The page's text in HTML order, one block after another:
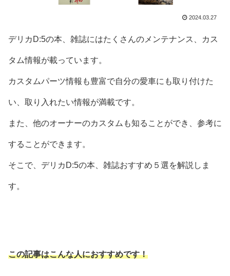
2024.03.27
デリカD:5の本、雑誌にはたくさんのメンテナンス、カス
タム情報が載っています。
カスタムパーツ情報も豊富で自分の愛車にも取り付けた
い、取り入れたい情報が満載です。
また、他のオーナーのカスタムも知ることができ、参考に
することができます。
そこで、デリカD:5の本、雑誌おすすめ５選を解説しま
す。
この記事はこんな人におすすめです！